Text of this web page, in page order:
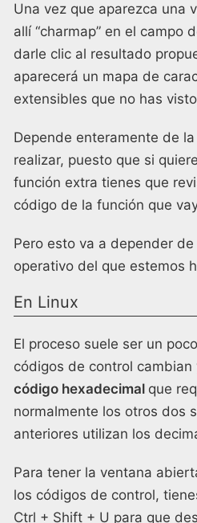
Una vez que aparezca una
allí “charmap” en el campo
darle clic al resultado
aparecerá un mapa de
extensibles que no has
Depende enteramente de
realizar, puesto que si
función extra tienes que
código de la función que
Pero esto va a depender
operativo del que estemos
En Linux
El proceso suele ser un
códigos de control cambian
código hexadecimal que
normalmente los otros dos
anteriores utilizan los
Para tener la ventana
los códigos de control,
Ctrl + Shift + U para que